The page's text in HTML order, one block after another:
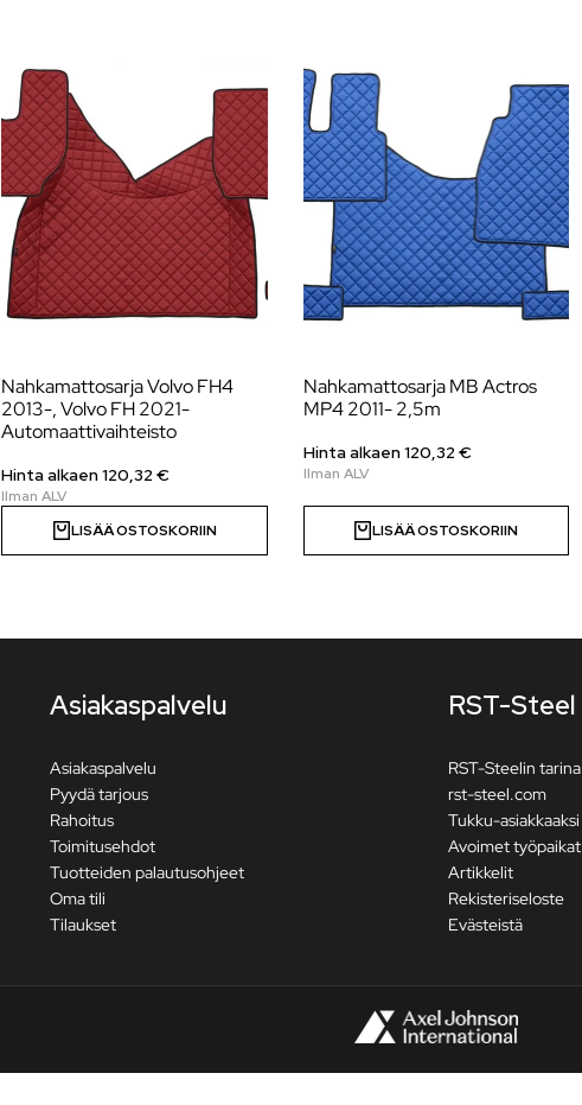
Nahkamattosarja Volvo FH4
2013-, Volvo FH 2021-
Automaattivaihteisto
Hinta alkaen 120,32 €
LISÄÄ OSTOSKORIIN
Nahkamattosarja MB Actros
MP4 2011- 2,5m
Hinta alkaen 120,32 €
LISÄÄ OSTOSKORIIN
Asiakaspalvelu
Asiakaspalvelu
Pyydä tarjous
Rahoitus
Toimitusehdot
Tuotteiden palautusohjeet
Oma tili
Tilaukset
RST-Steel
RST-Steelin tarina
rst-steel.com
Tukku-asiakkaaksi
Avoimet työpaikat
Artikkelit
Rekisteriseloste
Evästeistä